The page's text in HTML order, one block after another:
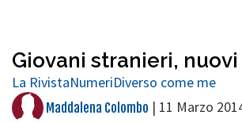
Giovani stranieri,
La RivistaNumeriDiverso come me
Maddalena Colombo | 11 Marzo